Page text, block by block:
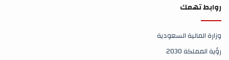
روابط تهمك
وزارة المالية السعودية
رؤية المملكة 2030